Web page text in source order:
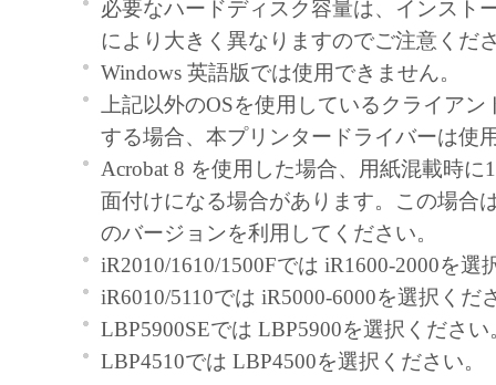
お客様が本契約書に同意できない場合、「
ア」を使用することはできません。
１．許諾
(1) キヤノンは、お客様が「キヤノン製品
のために、「キヤノン製品」に直接または
通じ接続される複数のコンピューター（以
と言います。）において、「本ソフトウェ
契約書においては、「本ソフトウェア」を
の記憶媒体上にインストールすること、ま
ターにおいて表示すること、アクセスする
実行することのいずれも含むものとします
必要なハードディスク容量は、インスト
により大きく異なりますのでご注意くだ
Windows 英語版では使用できません。
上記以外のOSを使用しているクライア
する場合、本プリンタードライバーは使
Acrobat 8 を使用した場合、用紙混載時に
面付けになる場合があります。この場合
のバージョンを利用してください。
iR2010/1610/1500Fでは iR1600-2000を選
iR6010/5110では iR5000-6000を選択くだ
LBP5900SEでは LBP5900を選択ください
LBP4510では LBP4500を選択ください。